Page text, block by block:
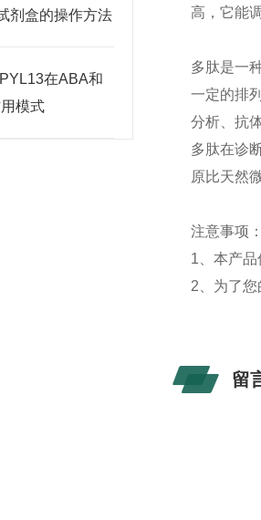
剂盒的操作方法
在ABA和
模式
高，它能
多肽是一
一定的排
分析、抗
多肽在诊
原比天然
注意事项
1 、本产
2 、为了
留